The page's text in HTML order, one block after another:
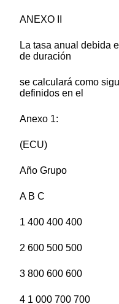
ANEXO II
La tasa anual debida
de duración
se calculará como
definidos en el
Anexo 1:
(ECU)
Año Grupo
A B C
1 400 400 400
2 600 500 500
3 800 600 600
4 1 000 700 700